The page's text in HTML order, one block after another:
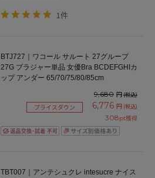
1件
BTJ727｜ワコール サルート 27グループ
27G ブラジャー単品 女優Bra BCDEFGHIカ
ップ アンダー 65/70/75/80/85cm
9,680 円(税込)
プライスダウン 6,776 円 (税込)
308pt獲得
TBT007｜アンテシュクレ intesucre ナイス